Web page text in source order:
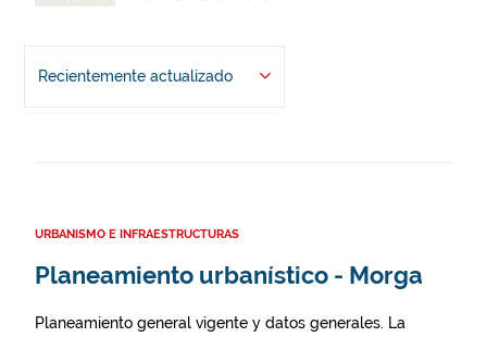
Recientemente actualizado
URBANISMO E INFRAESTRUCTURAS
Planeamiento urbanístico - Morga
Planeamiento general vigente y datos generales. La